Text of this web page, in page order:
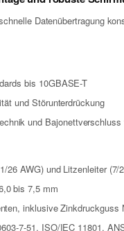
Datenübertragung
bis 10GBASE-T
und Störunterdrückung
und
26 AWG) und Litzenleiter (7/
bis 7,5 mm
inklusive
7-51, ISO/IEC 11801,